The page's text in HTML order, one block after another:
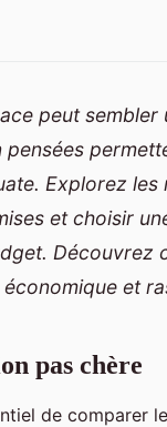
peut sembler
Explorez les
et choisir
Découvrez
et
pas chère
de comparer